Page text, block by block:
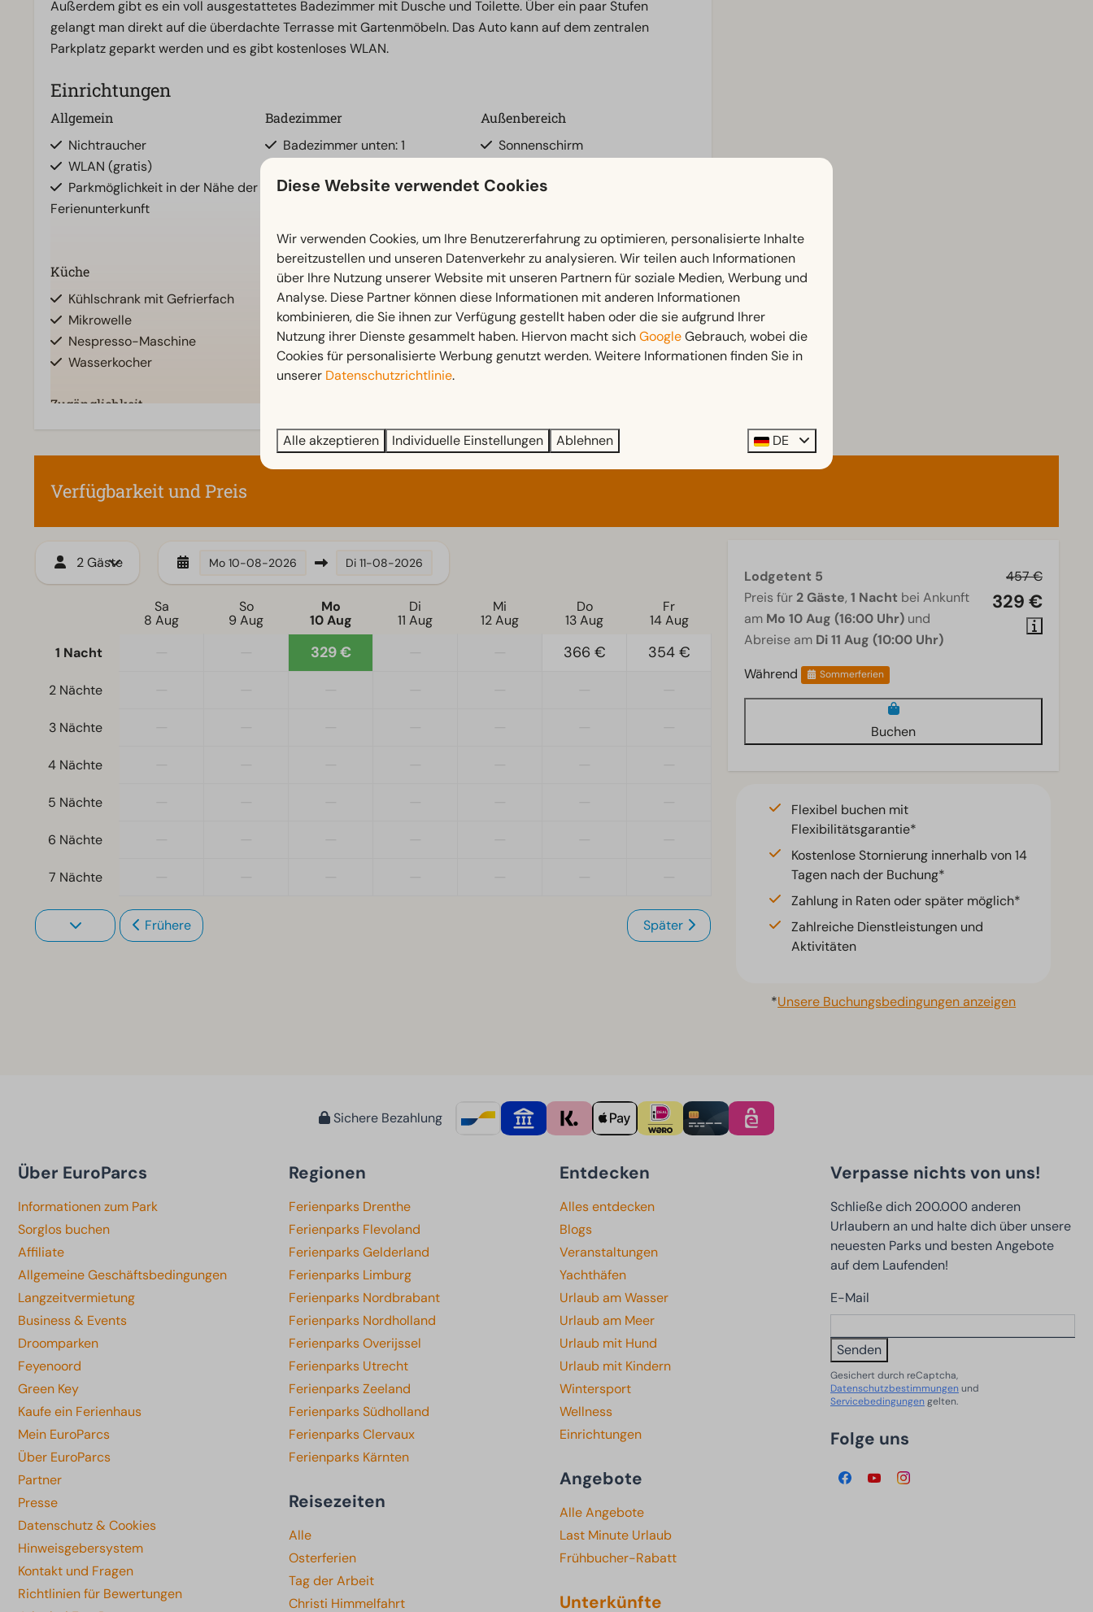
Außerdem gibt es ein voll ausgestattetes Badezimmer mit Dusche und Toilette. Über ein paar Stufen
gelangt man direkt auf die überdachte Terrasse mit Gartenmöbeln. Das Auto kann auf dem zentralen
Parkplatz geparkt werden und es gibt kostenloses WLAN.
Einrichtungen
Allgemein
Nichtraucher
WLAN (gratis)
Parkmöglichkeit in der Nähe der
Ferienunterkunft
Badezimmer
Badezimmer unten: 1
Toiletten im Badezimmer: 1
Außenbereich
Sonnenschirm
Garten
Veranda
Küche
Kühlschrank mit Gefrierfach
Mikrowelle
Nespresso-Maschine
Wasserkocher
Standort
Freistehend
Schlafzimmer
Einzelbetten: 2
Einzelbettdecken und Kissen
Schlafzimmer unten: 2
Dreistöckiges Hochbett: 1
Zugänglichkeit
Ebenerdig
Treppenstufen zur Unterkunft
Fernseher
Zeig mehr ↓
Verfügbarkeit und Preis
2 Gäste Mo 10-08-2026 Di 11-08-2026
Sa
8 Aug
So
9 Aug
Mo
10 Aug
Di
11 Aug
Mi
12 Aug
Do
13 Aug
Fr
14 Aug
1 Nacht
329 € 366 € 354 €
2 Nächte
3 Nächte
4 Nächte
5 Nächte
6 Nächte
7 Nächte
Frühere Später
457 €
329 €
Lodgetent 5
Preis für 2 Gäste,1 Nacht bei Ankunft
am Mo 10 Aug (16:00 Uhr) und
Abreise am Di 11 Aug (10:00 Uhr)
Während
Sommerferien
Buchen
Flexibel buchen mit
Flexibilitätsgarantie*
Kostenlose Stornierung innerhalb von 14
Tagen nach der Buchung*
Zahlung in Raten oder später möglich*
Zahlreiche Dienstleistungen und
Aktivitäten
*Unsere Buchungsbedingungen anzeigen
Sichere Bezahlung
Über EuroParcs
Informationen zum Park
Sorglos buchen
Affiliate
Allgemeine Geschäftsbedingungen
Langzeitvermietung
Business & Events
Droomparken
Feyenoord
Green Key
Kaufe ein Ferienhaus
Mein EuroParcs
Über EuroParcs
Partner
Presse
Datenschutz & Cookies
Hinweisgebersystem
Kontakt und Fragen
Richtlinien für Bewertungen
Regionen
Ferienparks Drenthe
Ferienparks Flevoland
Ferienparks Gelderland
Ferienparks Limburg
Ferienparks Nordbrabant
Ferienparks Nordholland
Ferienparks Overijssel
Ferienparks Utrecht
Ferienparks Zeeland
Ferienparks Südholland
Ferienparks Clervaux
Ferienparks Kärnten
Reisezeiten
Alle
Osterferien
Tag der Arbeit
Christi Himmelfahrt
Entdecken
Alles entdecken
Blogs
Veranstaltungen
Yachthäfen
Urlaub am Wasser
Urlaub am Meer
Urlaub mit Hund
Urlaub mit Kindern
Wintersport
Wellness
Einrichtungen
Angebote
Alle Angebote
Last Minute Urlaub
Frühbucher-Rabatt
Unterkünfte
Verpasse nichts von uns!
Schließe dich 200.000 anderen
Urlaubern an und halte dich über unsere
neuesten Parks und besten Angebote
auf dem Laufenden!
E-Mail
Senden
Gesichert durch reCaptcha,
Datenschutzbestimmungen und
Servicebedingungen gelten.
Folge uns
Diese Website verwendet Cookies
Wir verwenden Cookies, um Ihre Benutzererfahrung zu optimieren, personalisierte Inhalte
bereitzustellen und unseren Datenverkehr zu analysieren. Wir teilen auch Informationen
über Ihre Nutzung unserer Website mit unseren Partnern für soziale Medien, Werbung und
Analyse. Diese Partner können diese Informationen mit anderen Informationen
kombinieren, die Sie ihnen zur Verfügung gestellt haben oder die sie aufgrund Ihrer
Nutzung ihrer Dienste gesammelt haben. Hiervon macht sichGoogleGebrauch, wobei die
Cookies für personalisierte Werbung genutzt werden. Weitere Informationen finden Sie in
unserer Datenschutzrichtlinie.
Alle akzeptieren Individuelle Einstellungen Ablehnen DE